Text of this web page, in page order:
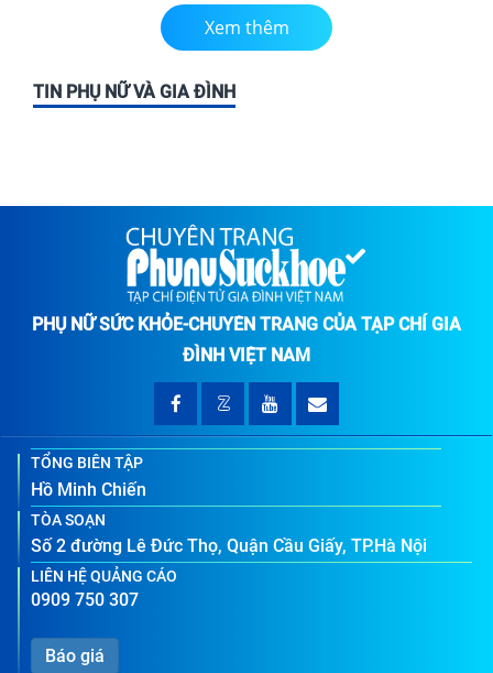
Xem thêm
TIN PHỤ NỮ VÀ GIA ĐÌNH
PHỤ NỮ SỨC KHỎE-CHUYÊN TRANG CỦA TẠP CHÍ GIA
ĐÌNH VIỆT NAM
TỔNG BIÊN TẬP
Hồ Minh Chiến
TÒA SOẠN
Số 2 đường Lê Đức Thọ, Quận Cầu Giấy, TP.Hà Nội
LIÊN HỆ QUẢNG CÁO
0909 750 307
Báo giá